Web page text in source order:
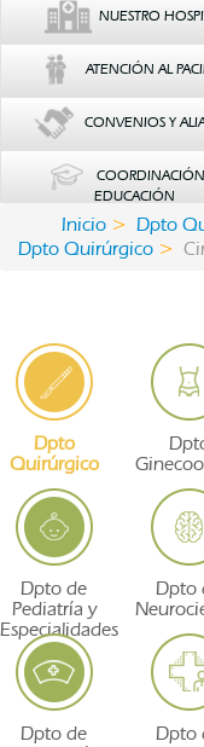
NUESTRO
ATENCIÓN AL
CONVENIOS Y
EDUCACIÓN
Inicio Dpto
Dpto Quirúrgico
Dpto
Quirúrgico
Dpto de
Pediatría y
Especialidades
Dpto
Dpto de
Dpto